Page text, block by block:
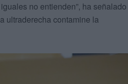
no entienden”, ha señalado
ultraderecha contamine la